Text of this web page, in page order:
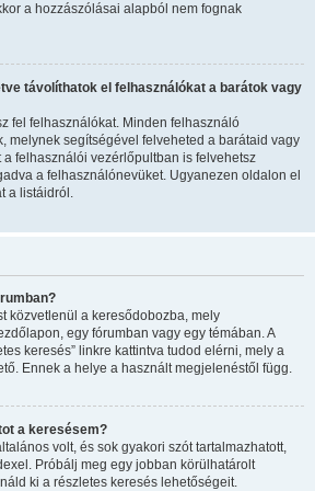
a hozzászólásai alapból nem fognak
távolíthatok el felhasználókat a barátok vagy
fel felhasználókat. Minden felhasználó
melynek segítségével felveheted a barátaid vagy
felhasználói vezérlőpultban is felvehetsz
a felhasználónevüket. Ugyanezen oldalon el
a listáidról.
közvetlenül a keresődobozba, mely
egy fórumban vagy egy témában. A
keresés” linkre kattintva tudod elérni, mely a
Ennek a helye a használt megjelenéstől függ.
a keresésem?
volt, és sok gyakori szót tartalmazhatott,
Próbálj meg egy jobban körülhatárolt
ki a részletes keresés lehetőségeit.